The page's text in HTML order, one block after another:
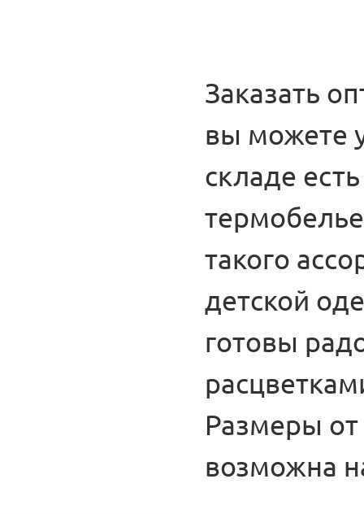
Заказать
вы можете
складе
такого
детской
готовы
Размеры от
возможна